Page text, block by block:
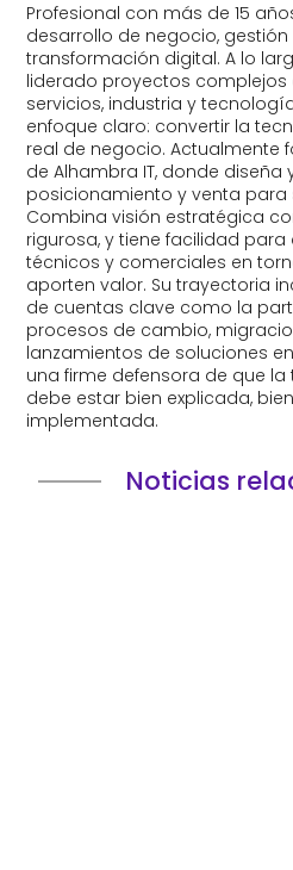
Profesional con más de 15
desarrollo de negocio,
transformación digital. A lo
liderado proyectos
servicios, industria y
enfoque claro: convertir la
real de negocio. Actualmente
de Alhambra IT, donde
posicionamiento y venta para
Combina visión estratégica
rigurosa, y tiene facilidad para
técnicos y comerciales en
aporten valor. Su trayectoria
de cuentas clave como la
procesos de cambio,
lanzamientos de soluciones
una firme defensora de que
debe estar bien explicada,
implementada.
Noticias